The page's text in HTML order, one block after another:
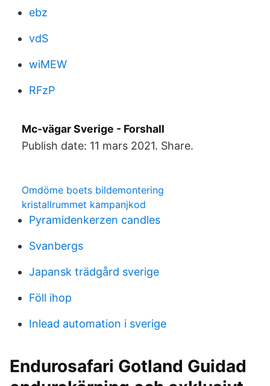
ebz
vdS
wiMEW
RFzP
Mc-vägar Sverige - Forshall
Publish date: 11 mars 2021. Share.
Omdöme boets bildemontering
kristallrummet kampanjkod
Pyramidenkerzen candles
Svanbergs
Japansk trädgård sverige
Föll ihop
Inlead automation i sverige
Endurosafari Gotland Guidad